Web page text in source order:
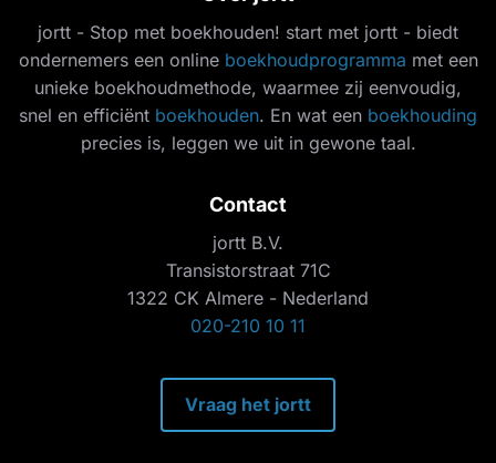
jortt - Stop met boekhouden! start met jortt - biedt
ondernemers een online boekhoudprogramma met een
unieke boekhoudmethode, waarmee zij eenvoudig,
snel en efficiënt boekhouden. En wat een boekhouding
precies is, leggen we uit in gewone taal.
Contact
jortt B.V.
Transistorstraat 71C
1322 CK Almere - Nederland
020-210 10 11
Vraag het jortt